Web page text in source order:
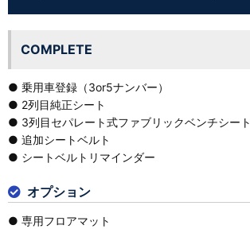
COMPLETE
● 乗用車登録（3or5ナンバー）
● 2列目純正シート
● 3列目セパレート式ファブリックベンチシート
● 追加シートベルト
● シートベルトリマインダー
オプション
● 専用フロアマット